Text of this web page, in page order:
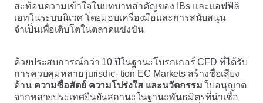
สะท้อนความเข้าใจในบทบาทสำคัญของ IBs และแอฟฟิลิ
เอทในระบบนิเวศ โดยมอบเครื่องมือและการสนับสนุน
จำเป็นเพื่อเติบโตในตลาดแข่งขัน
ด้วยประสบการณ์กว่า 10 ปีในฐานะโบรกเกอร์ CFD ที่ได้รับ
การควบคุมหลาย jurisdic- tion EC Markets สร้างชื่อเสียง
ด้าน ความซื่อสัตย์ ความโปร่งใส และนวัตกรรม ใบอนุญาต
จากหลายประเทศยืนยันสถานะในฐานะพันธมิตรที่น่าเชื่อ